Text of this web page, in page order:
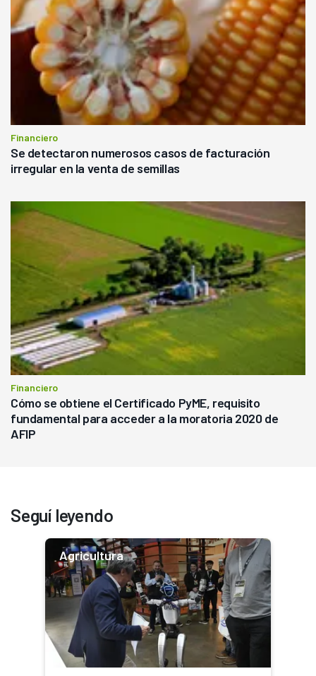
Financiero
Se detectaron numerosos casos de facturación
irregular en la venta de semillas
Financiero
Cómo se obtiene el Certificado PyME, requisito
fundamental para acceder a la moratoria 2020 de
AFIP
Seguí leyendo
Agricultura